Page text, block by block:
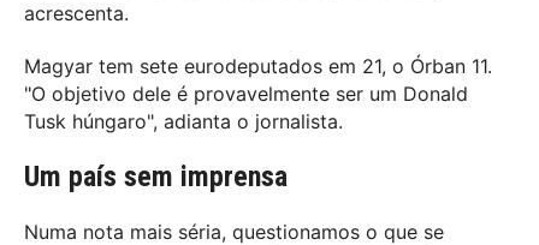
acrescenta.
Magyar tem sete eurodeputados em 21, o Órban 11.
"O objetivo dele é provavelmente ser um Donald
Tusk húngaro", adianta o jornalista.
Um país sem imprensa
Numa nota mais séria, questionamos o que se